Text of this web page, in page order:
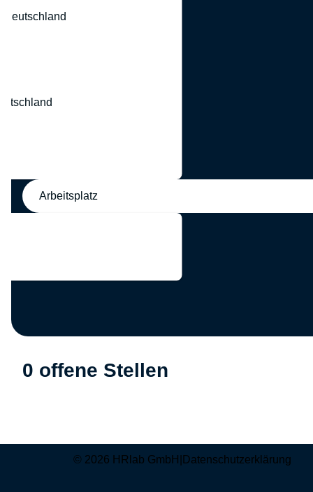
Arbeitsplatz
0 offene Stellen
© 2026 HRlab GmbH Datenschutzerklärung